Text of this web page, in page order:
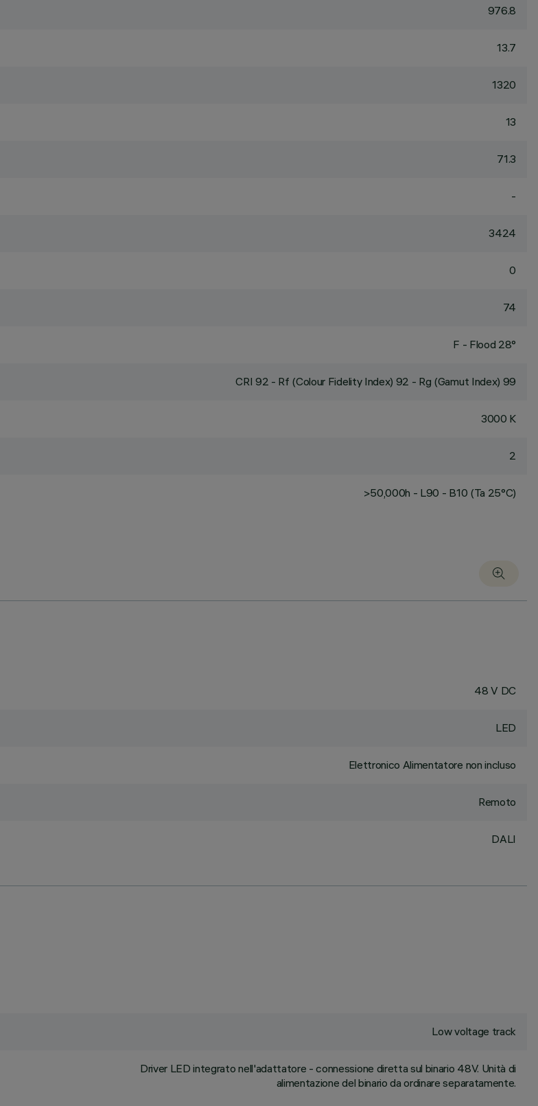
976.8
13.7
1320
13
71.3
-
3424
0
74
F - Flood 28°
CRI 92 - Rf (Colour Fidelity Index) 92 - Rg (Gamut Index) 99
3000 K
2
>50,000h - L90 - B10 (Ta 25°C)
48 V DC
LED
Elettronico Alimentatore non incluso
Remoto
DALI
Low voltage track
Driver LED integrato nell'adattatore - connessione diretta sul binario 48V. Unità di
alimentazione del binario da ordinare separatamente.